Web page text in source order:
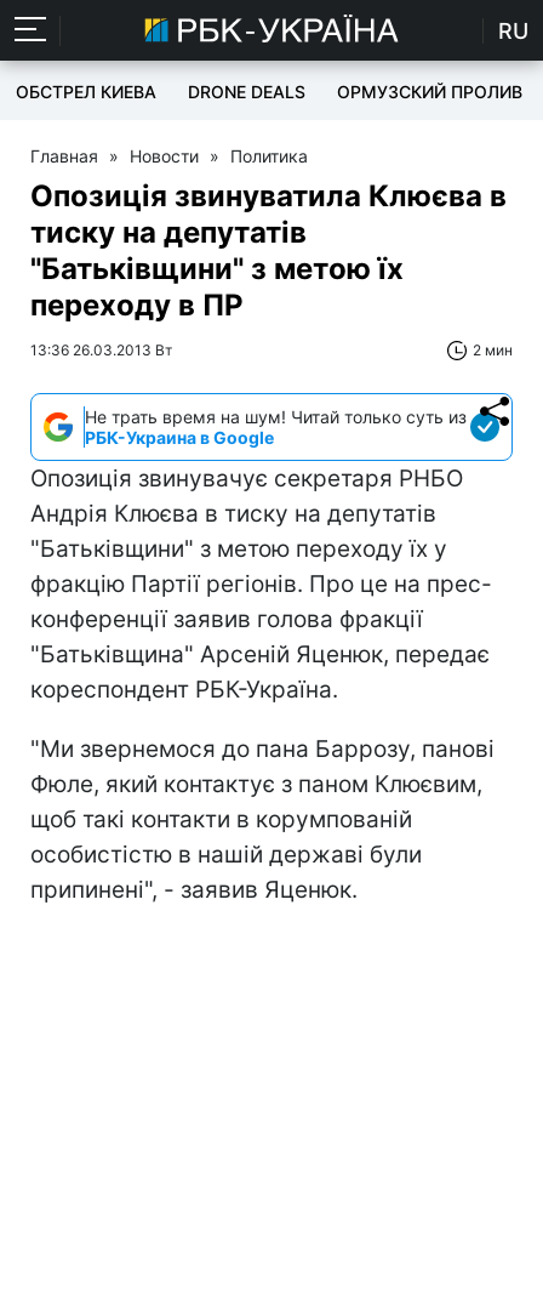
RU
ОБСТРЕЛ КИЕВА DRONE DEALS ОРМУЗСКИЙ ПРОЛИВ
Главная » Новости » Политика
Опозиція звинуватила Клюєва в
тиску на депутатів
"Батьківщини" з метою їх
переходу в ПР
13:36 26.03.2013 Вт 2 мин
Не трать время на шум! Читай только суть из
РБК-Украина в Google
Опозиція звинувачує секретаря РНБО
Андрія Клюєва в тиску на депутатів
"Батьківщини" з метою переходу їх у
фракцію Партії регіонів. Про це на прес-
конференції заявив голова фракції
"Батьківщина" Арсеній Яценюк, передає
кореспондент РБК-Україна.
"Ми звернемося до пана Баррозу, панові
Фюле, який контактує з паном Клюєвим,
щоб такі контакти в корумпованій
особистістю в нашій державі були
припинені", - заявив Яценюк.